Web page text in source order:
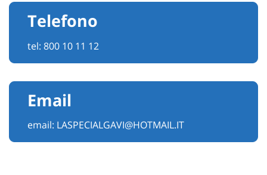
Telefono
tel: 800 10 11 12
Email
email: LASPECIALGAVI@HOTMAIL.IT